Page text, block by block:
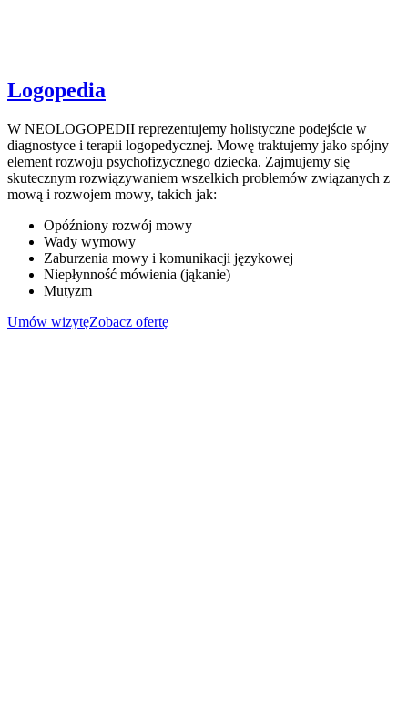
Logopedia
W NEOLOGOPEDII reprezentujemy holistyczne podejście w
diagnostyce i terapii logopedycznej. Mowę traktujemy jako spójny
element rozwoju psychofizycznego dziecka. Zajmujemy się
skutecznym rozwiązywaniem wszelkich problemów związanych z
mową i rozwojem mowy, takich jak:
Opóźniony rozwój mowy
Wady wymowy
Zaburzenia mowy i komunikacji językowej
Niepłynność mówienia (jąkanie)
Mutyzm
Umów wizytęZobacz ofertę